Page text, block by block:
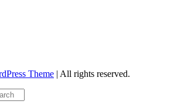
Theme | All rights reserved.